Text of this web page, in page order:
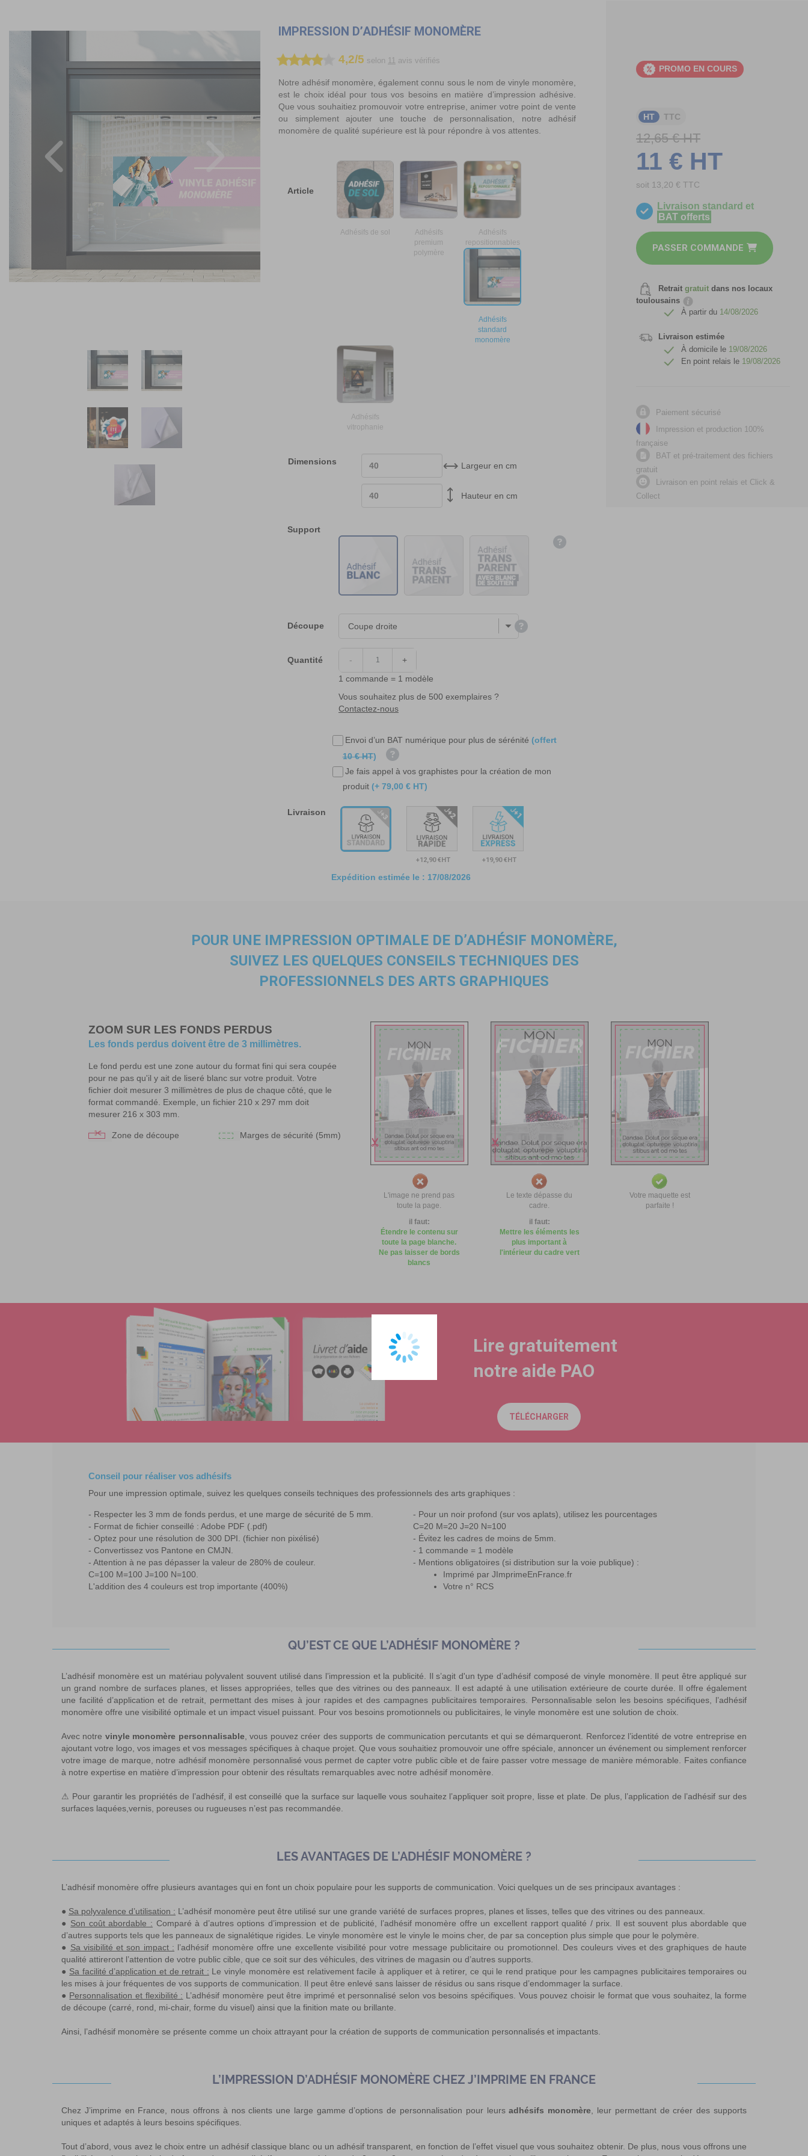
IMPRESSION D’ADHÉSIF MONOMÈRE
4,2/5 selon 11 avis vérifiés
Notre adhésif monomère, également connu sous le nom de vinyle monomère,
est le choix idéal pour tous vos besoins en matière d’impression adhésive.
Que vous souhaitiez promouvoir votre entreprise, animer votre point de vente
ou simplement ajouter une touche de personnalisation, notre adhésif
monomère de qualité supérieure est là pour répondre à vos attentes.
Article
Adhésifs de sol
Adhésifs
premium
polymère
Adhésifs
repositionnables
Adhésifs
standard
monomère
Adhésifs
vitrophanie
Dimensions Largeur en cm
Hauteur en cm
Support
Découpe
Quantité -
+
1 commande = 1 modèle
Vous souhaitez plus de 500 exemplaires ?
Contactez-nous
Envoi d’un BAT numérique pour plus de sérénité (offert
10 € HT)
Je fais appel à vos graphistes pour la création de mon
produit(+ 79,00 € HT)
Livraison
+12,90 €HT +19,90 €HT
Expédition estimée le : 17/08/2026
PROMO EN COURS
HT TTC
12,65 € HT
11 € HT
soit 13,20 € TTC
Livraison standard et
BAT offerts
PASSER COMMANDE
Retrait gratuit dans nos locaux
toulousains
À partir du 14/08/2026
Livraison estimée
À domicile le 19/08/2026
En point relais le 19/08/2026
Paiement sécurisé
Impression et production 100%
française
BAT et pré-traitement des fichiers
gratuit
Livraison en point relais et Click &
Collect
POUR UNE IMPRESSION OPTIMALE DE D’ADHÉSIF MONOMÈRE,
SUIVEZ LES QUELQUES CONSEILS TECHNIQUES DES
PROFESSIONNELS DES ARTS GRAPHIQUES
ZOOM SUR LES FONDS PERDUS
Les fonds perdus doivent être de 3 millimètres.
Le fond perdu est une zone autour du format fini qui sera coupée
pour ne pas qu'il y ait de liseré blanc sur votre produit. Votre
fichier doit mesurer 3 millimètres de plus de chaque côté, que le
format commandé. Exemple, un fichier 210 x 297 mm doit
mesurer 216 x 303 mm.
Zone de découpe Marges de sécurité (5mm)
L'image ne prend pas
toute la page.
il faut:
Étendre le contenu sur
toute la page blanche.
Ne pas laisser de bords
blancs
Le texte dépasse du
cadre.
il faut:
Mettre les éléments les
plus important à
l'intérieur du cadre vert
Votre maquette est
parfaite !
Lire gratuitement
notre aide PAO
TÉLÉCHARGER
Conseil pour réaliser vos adhésifs
Pour une impression optimale, suivez les quelques conseils techniques des professionnels des arts graphiques :
Respecter les 3 mm de fonds perdus, et une marge de sécurité de 5 mm.
Format de fichier conseillé : Adobe PDF (.pdf)
Optez pour une résolution de 300 DPI. (fichier non pixélisé)
Convertissez vos Pantone en CMJN.
Attention à ne pas dépasser la valeur de 280% de couleur.
C=100 M=100 J=100 N=100.
L'addition des 4 couleurs est trop importante (400%)
Pour un noir profond (sur vos aplats), utilisez les pourcentages
C=20 M=20 J=20 N=100
Évitez les cadres de moins de 5mm.
1 commande = 1 modèle
Mentions obligatoires (si distribution sur la voie publique) :
Imprimé par JImprimeEnFrance.fr
Votre n° RCS
QU’EST CE QUE L’ADHÉSIF MONOMÈRE ?
L’adhésif monomère est un matériau polyvalent souvent utilisé dans l’impression et la publicité. Il s’agit d'un type d’adhésif composé de vinyle monomère. Il peut être appliqué sur
un grand nombre de surfaces planes, et lisses appropriées, telles que des vitrines ou des panneaux. Il est adapté à une utilisation extérieure de courte durée. Il offre également
une facilité d’application et de retrait, permettant des mises à jour rapides et des campagnes publicitaires temporaires. Personnalisable selon les besoins spécifiques, l’adhésif
monomère offre une visibilité optimale et un impact visuel puissant. Pour vos besoins promotionnels ou publicitaires, le vinyle monomère est une solution de choix.
Avec notre vinyle monomère personnalisable, vous pouvez créer des supports de communication percutants et qui se démarqueront. Renforcez l’identité de votre entreprise en
ajoutant votre logo, vos images et vos messages spécifiques à chaque projet. Que vous souhaitiez promouvoir une offre spéciale, annoncer un événement ou simplement renforcer
votre image de marque, notre adhésif monomère personnalisé vous permet de capter votre public cible et de faire passer votre message de manière mémorable. Faites confiance
à notre expertise en matière d’impression pour obtenir des résultats remarquables avec notre adhésif monomère.
⚠ Pour garantir les propriétés de l’adhésif, il est conseillé que la surface sur laquelle vous souhaitez l’appliquer soit propre, lisse et plate. De plus, l’application de l’adhésif sur des
surfaces laquées,vernis, poreuses ou rugueuses n’est pas recommandée.
LES AVANTAGES DE L’ADHÉSIF MONOMÈRE ?
L’adhésif monomère offre plusieurs avantages qui en font un choix populaire pour les supports de communication. Voici quelques un de ses principaux avantages :
● Sa polyvalence d’utilisation : L’adhésif monomère peut être utilisé sur une grande variété de surfaces propres, planes et lisses, telles que des vitrines ou des panneaux.
● Son coût abordable : Comparé à d’autres options d’impression et de publicité, l’adhésif monomère offre un excellent rapport qualité / prix. Il est souvent plus abordable que
d’autres supports tels que les panneaux de signalétique rigides . Le vinyle monomère est le vinyle le moins cher, de par sa conception plus simple que pour le polymère.
● Sa visibilité et son impact : l’adhésif monomère offre une excellente visibilité pour votre message publicitaire ou promotionnel. Des couleurs vives et des graphiques de haute
qualité attireront l’attention de votre public cible, que ce soit sur des véhicules, des vitrines de magasin ou d’autres supports.
● Sa facilité d’application et de retrait : Le vinyle monomère est relativement facile à appliquer et à retirer, ce qui le rend pratique pour les campagnes publicitaires temporaires ou
les mises à jour fréquentes de vos supports de communication. Il peut être enlevé sans laisser de résidus ou sans risque d’endommager la surface.
● Personnalisation et flexibilité : L’adhésif monomère peut être imprimé et personnalisé selon vos besoins spécifiques. Vous pouvez choisir le format que vous souhaitez, la forme
de découpe (carré, rond, mi-chair, forme du visuel) ainsi que la finition mate ou brillante.
Ainsi, l’adhésif monomère se présente comme un choix attrayant pour la création de supports de communication personnalisés et impactants.
L’IMPRESSION D’ADHÉSIF MONOMÈRE CHEZ J’IMPRIME EN FRANCE
Chez J’imprime en France, nous offrons à nos clients une large gamme d’options de personnalisation pour leursadhésifs monomère , leur permettant de créer des supports
uniques et adaptés à leurs besoins spécifiques.
Tout d’abord, vous avez le choix entre un adhésif classique blanc ou un adhésif transparent, en fonction de l’effet visuel que vous souhaitez obtenir. De plus, nous vous offrons une